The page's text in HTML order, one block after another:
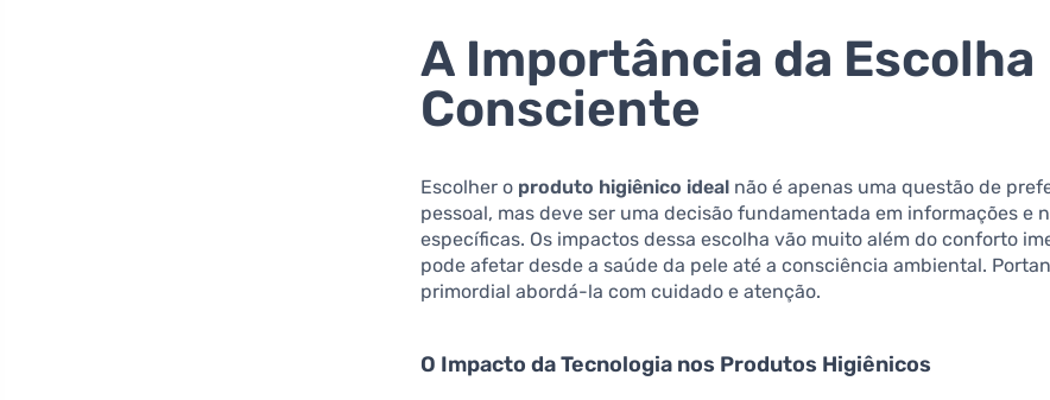
A Importância da Escolha
Consciente
Escolher o produto higiênico ideal não é apenas uma questão de
pessoal, mas deve ser uma decisão fundamentada em informações e
específicas. Os impactos dessa escolha vão muito além do conforto
pode afetar desde a saúde da pele até a consciência ambiental.
primordial abordá-la com cuidado e atenção.
O Impacto da Tecnologia nos Produtos Higiênicos